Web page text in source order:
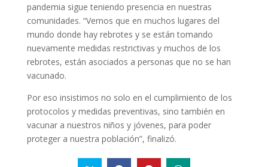
pandemia sigue teniendo presencia en nuestras
comunidades. “Vemos que en muchos lugares del
mundo donde hay rebrotes y se están tomando
nuevamente medidas restrictivas y muchos de los
rebrotes, están asociados a personas que no se han
vacunado.
Por eso insistimos no solo en el cumplimiento de los
protocolos y medidas preventivas, sino también en
vacunar a nuestros niños y jóvenes, para poder
proteger a nuestra población”, finalizó.